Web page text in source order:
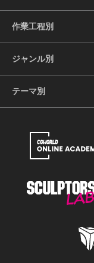
作業工程別
ジャンル別
テーマ別